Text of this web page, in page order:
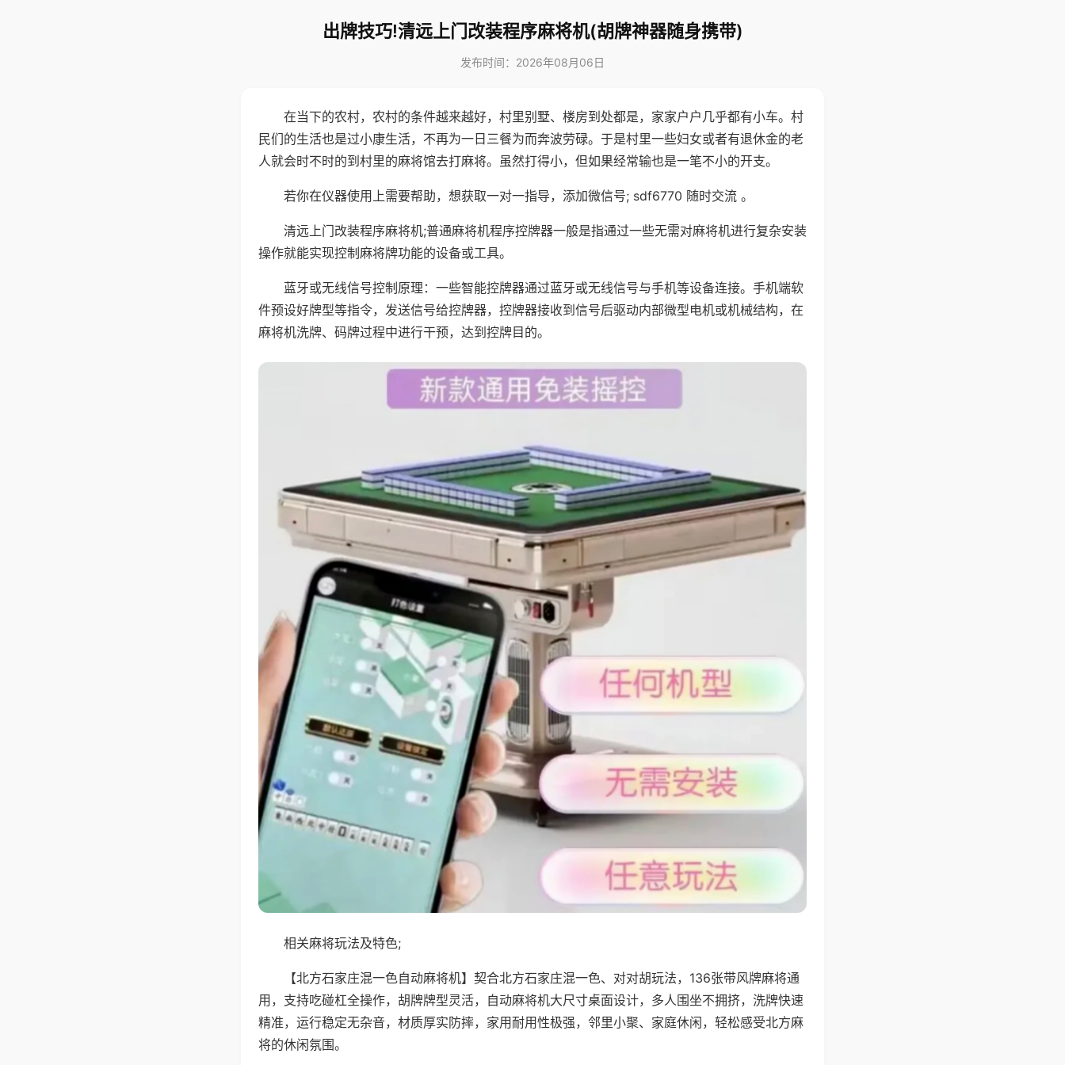
出牌技巧!清远上门改装程序麻将机(胡牌神器随身携带)
发布时间：2026年08月06日
在当下的农村，农村的条件越来越好，村里别墅、楼房到处都是，家家户户几乎都有小车。村
民们的生活也是过小康生活，不再为一日三餐为而奔波劳碌。于是村里一些妇女或者有退休金的老
人就会时不时的到村里的麻将馆去打麻将。虽然打得小，但如果经常输也是一笔不小的开支。
若你在仪器使用上需要帮助，想获取一对一指导，添加微信号; sdf6770 随时交流 。
清远上门改装程序麻将机;普通麻将机程序控牌器一般是指通过一些无需对麻将机进行复杂安装
操作就能实现控制麻将牌功能的设备或工具。
蓝牙或无线信号控制原理：一些智能控牌器通过蓝牙或无线信号与手机等设备连接。手机端软
件预设好牌型等指令，发送信号给控牌器，控牌器接收到信号后驱动内部微型电机或机械结构，在
麻将机洗牌、码牌过程中进行干预，达到控牌目的。
相关麻将玩法及特色;
【北方石家庄混一色自动麻将机】契合北方石家庄混一色、对对胡玩法，136张带风牌麻将通
用，支持吃碰杠全操作，胡牌牌型灵活，自动麻将机大尺寸桌面设计，多人围坐不拥挤，洗牌快速
精准，运行稳定无杂音，材质厚实防摔，家用耐用性极强，邻里小聚、家庭休闲，轻松感受北方麻
将的休闲氛围。